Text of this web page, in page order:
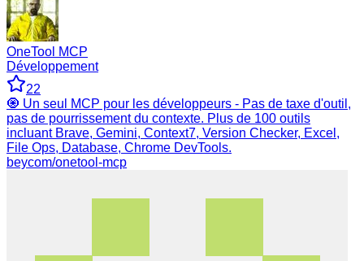
OneTool MCP
Développement
22
🧿 Un seul MCP pour les développeurs - Pas de taxe d'outil,
pas de pourrissement du contexte. Plus de 100 outils
incluant Brave, Gemini, Context7, Version Checker, Excel,
File Ops, Database, Chrome DevTools.
beycom/onetool-mcp